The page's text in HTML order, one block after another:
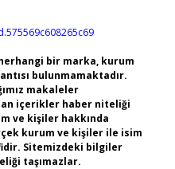
bir marka, kurum
bulunmamaktadır.
makaleler
içerikler haber niteliği
ve kişiler hakkında
kurum ve kişiler ile isim
Sitemizdeki bilgiler
taşımazlar.